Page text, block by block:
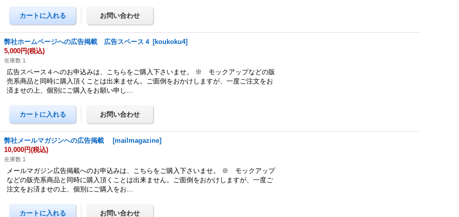
弊社ホームページへの広告掲載 広告スペース４ [koukoku4]
5,000円(税込)
在庫数 1
広告スペース４へのお申込みは、こちらをご購入下さいませ。 ※ モックアップなどの販
売系商品と同時に購入頂くことは出来ません。ご面倒をおかけしますが、一度ご注文をお
済ませの上、個別にご購入をお願い申し…
弊社メールマガジンへの広告掲載 [mailmagazine]
10,000円(税込)
在庫数 1
メールマガジン広告掲載へのお申込みは、こちらをご購入下さいませ。 ※ モックアップ
などの販売系商品と同時に購入頂くことは出来ません。ご面倒をおかけしますが、一度ご
注文をお済ませの上、個別にご購入をお…